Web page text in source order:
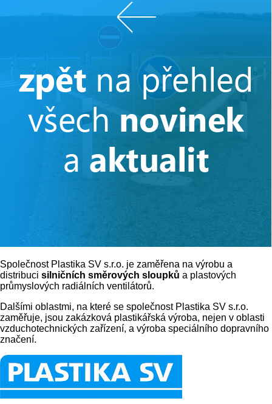
Společnost Plastika SV s.r.o. je zaměřena na výrobu a
distribuci silničních směrových sloupků a plastových
průmyslových radiálních ventilátorů.
Dalšími oblastmi, na které se společnost Plastika SV s.r.o.
zaměřuje, jsou zakázková plastikářská výroba, nejen v oblasti
vzduchotechnických zařízení, a výroba speciálního dopravního
značení.